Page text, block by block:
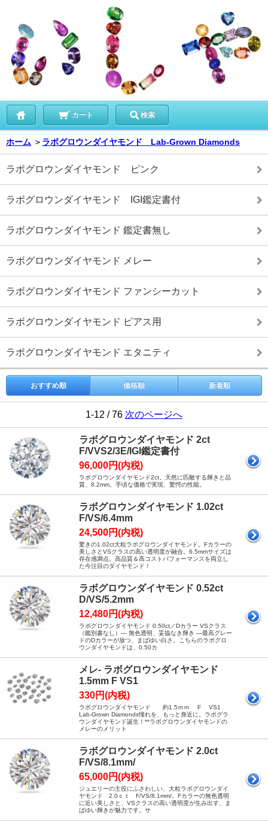
カート 検索
ホーム ＞ ラボグロウンダイヤモンド Lab-Grown Diamonds
ラボグロウンダイヤモンド ピンク
ラボグロウンダイヤモンド IGI鑑定書付
ラボグロウンダイヤモンド 鑑定書無し
ラボグロウンダイヤモンド メレー
ラボグロウンダイヤモンド ファンシーカット
ラボグロウンダイヤモンド ピアス用
ラボグロウンダイヤモンド エタニティ
おすすめ順 価格順 新着順
1-12 / 76 次のページへ
ラボグロウンダイヤモンド 2ct
F/VVS2/3E/IGI鑑定書付
96,000円(内税)
ラボグロウンダイヤモンド2ct。天然に匹敵する輝きと品
質、8.2mm。手頃な価格で実現、驚愕の性能。
ラボグロウンダイヤモンド 1.02ct
F/VS/6.4mm
24,500円(内税)
驚きの1.02ct大粒ラボグロウンダイヤモンド。Fカラーの
美しさとVSクラスの高い透明度が融合。6.5mmサイズは
存在感満点。高品質＆高コストパフォーマンスを両立し
た今注目のダイヤモンド！
ラボグロウンダイヤモンド 0.52ct
D/VS/5.2mm
12,480円(内税)
ラボグロウンダイヤモンド 0.50ct／Dカラー VSクラス
（鑑別書なし）― 無色透明、妥協なき輝き ―最高グレー
ドのDカラーが放つ、まばゆい白さ。こちらのラボグロ
ウンダイヤモンドは、0.50カ
メレ- ラボグロウンダイヤモンド
1.5mm F VS1
330円(内税)
ラボグロウンダイヤモンド 約1.5ｍｍ F VS1
Lab-Grown Diamonds憧れを、もっと身近に。ラボグラ
ウンダイヤモンド誕生！**ラボグロウンダイヤモンドの
メレーのメリット
ラボグロウンダイヤモンド 2.0ct
F/VS/8.1mm/
65,000円(内税)
ジュエリーの主役にふさわしい、大粒ラボグロウンダイ
ヤモンド 2.0ｃｔ F/VS/8.1mm/。Fカラーの無色透明
に近い美しさと、VSクラスの高い透明度が生み出す、ま
ばゆい輝きが魅力です。サ